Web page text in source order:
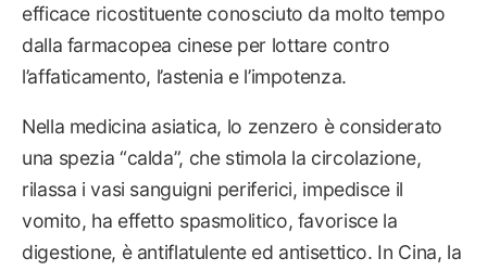
efficace ricostituente conosciuto da molto tempo
dalla farmacopea cinese per lottare contro
l’affaticamento, l’astenia e l’impotenza.
Nella medicina asiatica, lo zenzero è considerato
una spezia “calda”, che stimola la circolazione,
rilassa i vasi sanguigni periferici, impedisce il
vomito, ha effetto spasmolitico, favorisce la
digestione, è antiflatulente ed antisettico. In Cina, la